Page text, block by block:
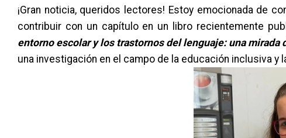
¡Gran noticia, queridos lectores! Estoy emocionada de
contribuir con un capítulo en un libro recientemente
entorno escolar y los trastornos del lenguaje: una
una investigación en el campo de la educación inclusiva y